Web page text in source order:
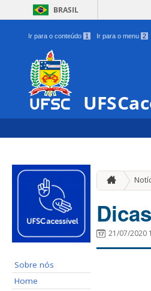
BRASIL
Ir para o conteúdo 1 Ir para o menu 2
Sobre nós
Home
21/07/2020